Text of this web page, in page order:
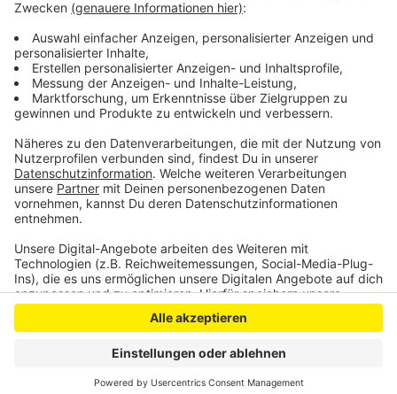
Anzeige
Ermittlungen weiter: Erst am Dienstag wurde ein
weiterer Verdächtiger identifiziert und sein Opfer
befreit. Mehrere Täter sind bereits in Haft.
Anzeige
Anzeige